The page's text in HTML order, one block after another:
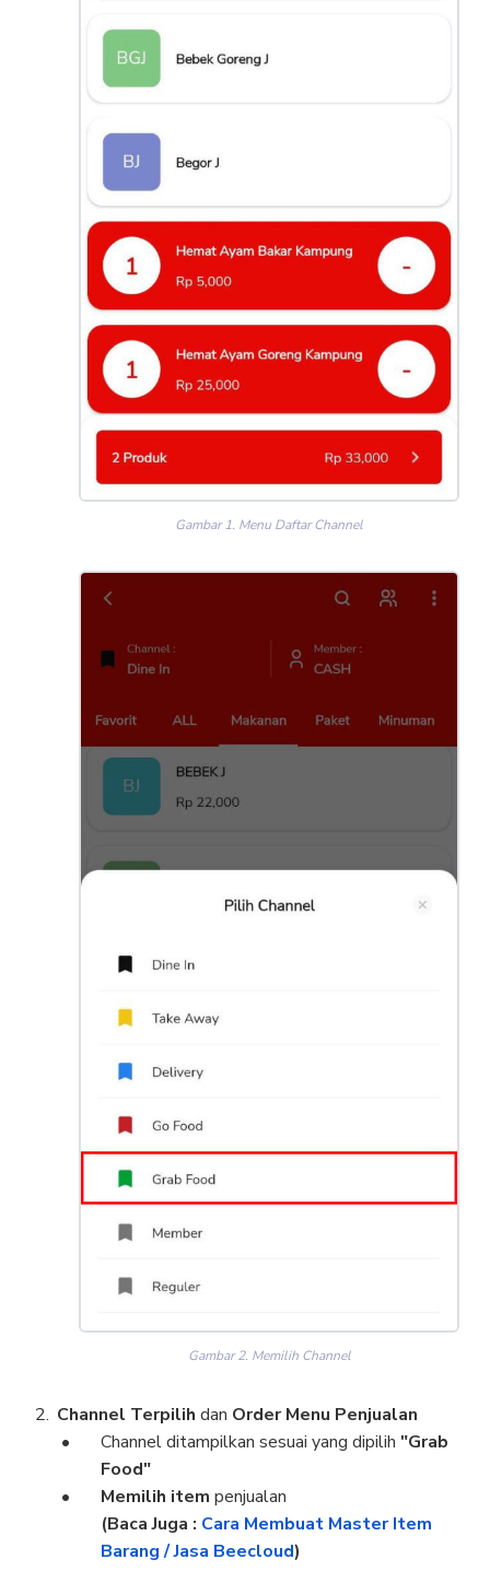
Gambar 1. Menu Daftar Channel
Gambar 2. Memilih Channel
Channel Terpilih dan Order Menu Penjualan
Channel ditampilkan sesuai yang dipilih "Grab
Food"
Memilih item penjualan
(Baca Juga : Cara Membuat Master Item
Barang / Jasa Beecloud)